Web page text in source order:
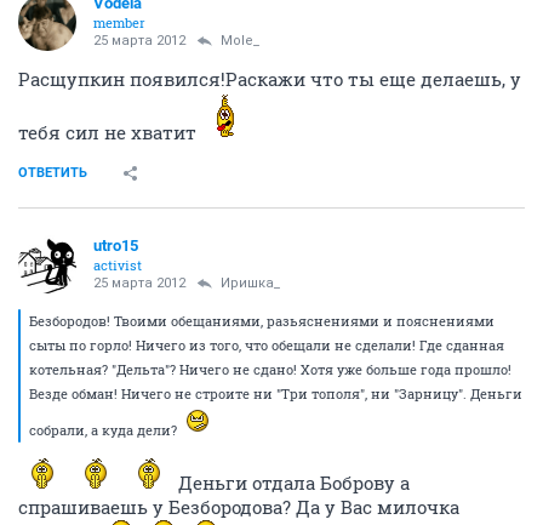
member
25 марта 2012 Mole_
Расщупкин появился!Раскажи что ты еще делаешь, у
тебя сил не хватит
ОТВЕТИТЬ
utro15
activist
25 марта 2012 Иришка_
Безбородов! Твоими обещаниями, разьяснениями и пояснениями
сыты по горло! Ничего из того, что обещали не сделали! Где сданная
котельная? "Дельта"? Ничего не сдано! Хотя уже больше года прошло!
Везде обман! Ничего не строите ни "Три тополя", ни "Зарницу". Деньги
собрали, а куда дели?
Деньги отдала Боброву а
спрашиваешь у Безбородова? Да у Вас милочка